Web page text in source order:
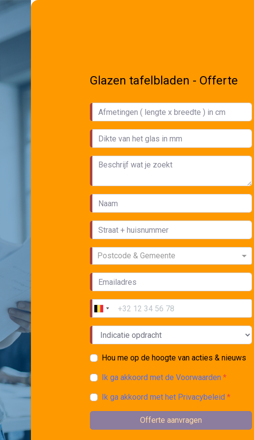
Glazen tafelbladen - Offerte
Postcode & Gemeente
Hou me op de hoogte van acties & nieuws
Ik ga akkoord met de Voorwaarden *
Ik ga akkoord met het Privacybeleid *
Offerte aanvragen